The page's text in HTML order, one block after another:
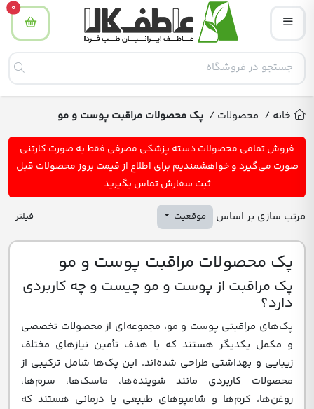
0
خانه / محصولات / پک محصولات مراقبت پوست و مو
فروش تمامی محصولات دسته پزشکی مصرفی فقط به صورت کارتنی
صورت می‌گیرد و خواهشمندیم برای اطلاع از قیمت بروز محصولات قبل
ثبت سفارش تماس بگیرید
مرتب سازی بر اساس موقعیت فیلتر
پک محصولات مراقبت پوست و مو
پک مراقبت از پوست و مو چیست و چه کاربردی
دارد؟
پک‌های مراقبتی پوست و مو، مجموعه‌ای از محصولات تخصصی
و مکمل یکدیگر هستند که با هدف تأمین نیازهای مختلف
زیبایی و بهداشتی طراحی شده‌اند. این پک‌ها شامل ترکیبی از
محصولات کاربردی مانند شوینده‌ها، ماسک‌ها، سرم‌ها،
روغن‌ها، کرم‌ها و شامپوهای طبیعی یا درمانی هستند که